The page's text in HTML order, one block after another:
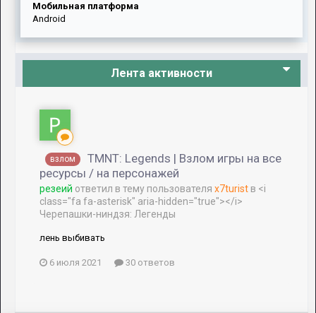
Мобильная платформа
Android
Лента активности
взлом
TMNT: Legends | Взлом игры на все
ресурсы / на персонажей
резеий ответил в тему пользователя x7turist в <i
class="fa fa-asterisk" aria-hidden="true"></i>
Черепашки-ниндзя: Легенды
лень выбивать
6 июля 2021 30 ответов